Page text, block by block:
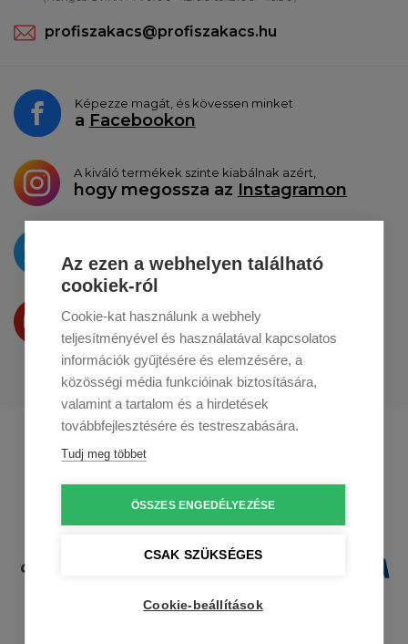
profiszakacs@profiszakacs.hu
Képezze magát, és kövessen minket
a Facebookon
A kiváló termékek szinte kiabálnak azért,
hogy megossza az Instagramon
a Twitterentesszük közzé
Termékeinket
a Youtube-on is bemutatjuk
Profikuchar.sk
Profikuchař.cz
Az ezen a webhelyen található
cookiek-ról
Cookie-kat használunk a webhely
teljesítményével és használatával kapcsolatos
információk gyűjtésére és elemzésére, a
közösségi média funkcióinak biztosítására,
valamint a tartalom és a hirdetések
továbbfejlesztésére és testreszabására.
Tudj meg többet
ÖSSZES ENGEDÉLYEZÉSE
CSAK SZÜKSÉGES
Cookie-beállítások